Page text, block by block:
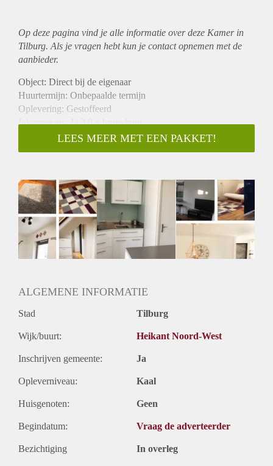
Op deze pagina vind je alle informatie over deze Kamer in
Tilburg. Als je vragen hebt kun je contact opnemen met de
aanbieder.
Object: Direct bij de eigenaar
Huurtermijn: Onbepaalde termijn
Oplevering: Gestoffeerd
Inkomen eis: Ja 3,0 x bruto huur
Garantiestelling mogelijk: Ja
Borg: 1 maand
Gedeelde keuken: Nee
Gedeelde Douche: Nee
Gedeelde woonkamer: Nee
Huisgenoten: Nee
Geslacht huisgenoten: N.v.t.
LEES MEER MET EEN PAKKET!
ALGEMENE INFORMATIE
Stad Tilburg
Wijk/buurt: Heikant Noord-West
Inschrijven gemeente: Ja
Opleverniveau: Kaal
Huisgenoten: Geen
Begindatum: Vraag de adverteerder
Bezichtiging In overleg